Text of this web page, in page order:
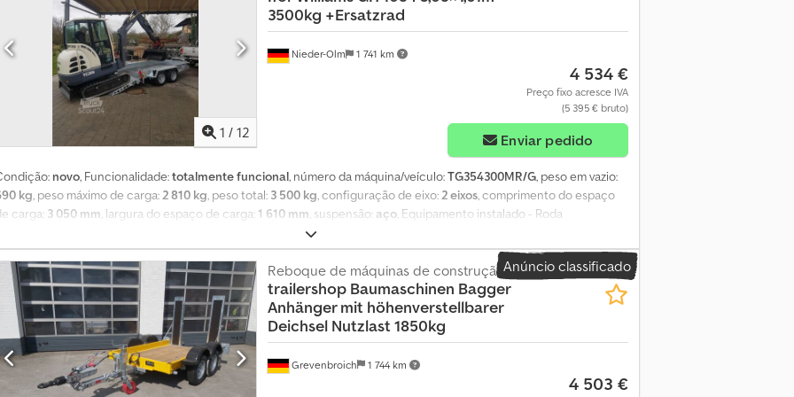
esquerda Codpexcah Dsfx Af Reha - 4 argolas de fixação adicionais no piso - Roda sobresselente com suporte
1 / 12
Nieder-Olm 1 741 km
3500kg +Ersatzrad
4 534 €
Preço fixo acresce IVA
(5 395 € bruto)
Enviar pedido
novo, Funcionalidade:totalmente funcional, número da máquina/veículo:TG354300MR/G, peso em vazio:
kg , peso máximo de carga: 2 810 kg , peso total: 3 500 kg , configuração de eixo: 2 eixos , comprimento do espaço
carga: 3 050 mm , largura do espaço de carga:1 610 mm , suspensão: aço , Equipamento instalado - Roda
sobressalente - 6 olhais de amarração adicionais Rampa de acesso - Rampa de acesso contínua com 1,20 m de
- Rampa assistida por mola de aço, com auxílio de elevação Chassi e estrutura - Plataforma de carga
baixa - Traseira chanfrada - Engate esférico com fechadura e indicador de segurança - Chassi totalmente soldado e
galvanizado por imersão a quente Csdewiqd Sspfx Af Reha - Chassi em V Plataforma de carga e piso - Piso
antiderrapante e resistente à água em madeira tipo compensado - Revestido com fenol dos dois lados - Suporte para
pá Sistema de iluminação - Com luz de marcha à ré - Com luz de neblina traseira - Com luzes de posição/laterais -
de 13 pinos Rodas e eixos - Sistema combinado de suspensão e eixos com molas parabólicas arqueadas - Eixo
com molas parabólicas - Condução suave: Tecnologia Paraflex - Com sistema automático de marcha à ré -
Rolamentos compactos livres de manutenção Possibilidades de amarração e segurança - 8 pontos de amarração
Anúncio classificado
Grevenbroich 1 744 km
Reboque de máquinas de construção
trailershop Baumaschinen Bagger
Anhänger mit höhenverstellbarer
Deichsel Nutzlast 1850kg
4 503 €